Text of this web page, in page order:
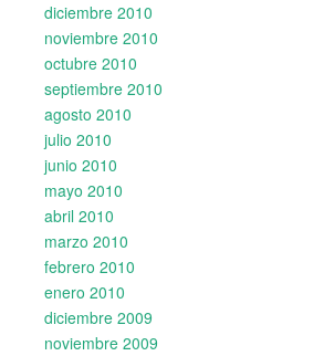
diciembre 2010
noviembre 2010
octubre 2010
septiembre 2010
agosto 2010
julio 2010
junio 2010
mayo 2010
abril 2010
marzo 2010
febrero 2010
enero 2010
diciembre 2009
noviembre 2009